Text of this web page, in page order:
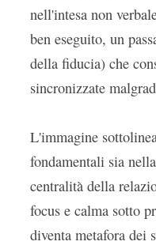
nell'intesa non
ben eseguito, un
della fiducia) che
sincronizzate
L'immagine
fondamentali sia
centralità della
focus e calma sotto
diventa metafora dei